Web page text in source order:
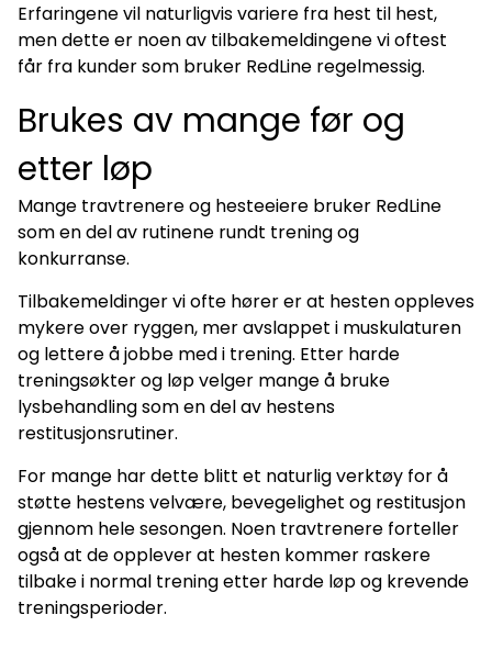
Erfaringene vil naturligvis variere fra hest til hest,
men dette er noen av tilbakemeldingene vi oftest
får fra kunder som bruker RedLine regelmessig.
Brukes av mange før og
etter løp
Mange travtrenere og hesteeiere bruker RedLine
som en del av rutinene rundt trening og
konkurranse.
Tilbakemeldinger vi ofte hører er at hesten oppleves
mykere over ryggen, mer avslappet i muskulaturen
og lettere å jobbe med i trening. Etter harde
treningsøkter og løp velger mange å bruke
lysbehandling som en del av hestens
restitusjonsrutiner.
For mange har dette blitt et naturlig verktøy for å
støtte hestens velvære, bevegelighet og restitusjon
gjennom hele sesongen. Noen travtrenere forteller
også at de opplever at hesten kommer raskere
tilbake i normal trening etter harde løp og krevende
treningsperioder.